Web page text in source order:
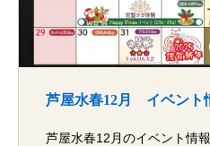
芦屋水春12月 イベント
芦屋水春12月のイベント情